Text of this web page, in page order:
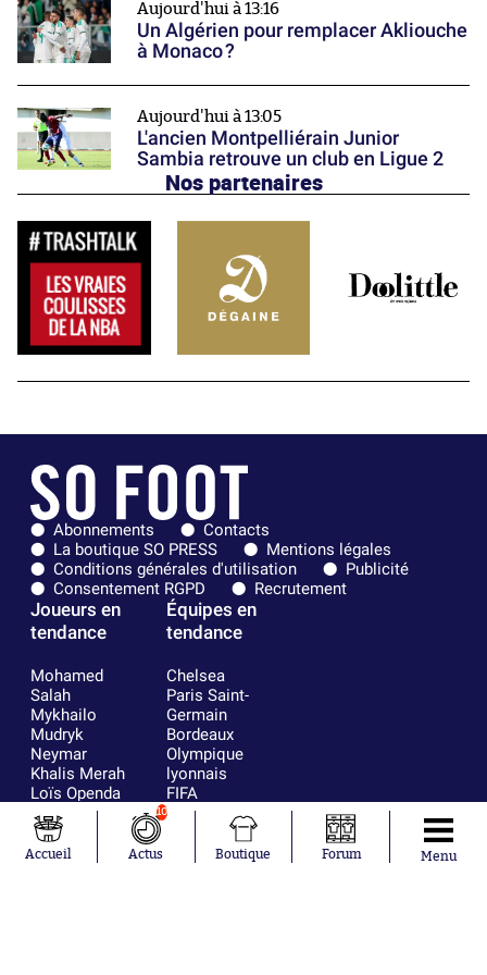
Aujourd'hui à 13:16
Un Algérien pour remplacer Akliouche
à Monaco ?
Aujourd'hui à 13:05
L'ancien Montpelliérain Junior
Sambia retrouve un club en Ligue 2
Nos partenaires
Abonnements
Contacts
La boutique SO PRESS
Mentions légales
Conditions générales d'utilisation
Publicité
Consentement RGPD
Recrutement
Joueurs en
tendance
Mohamed
Salah
Mykhailo
Mudryk
Neymar
Khalis Merah
Loïs Openda
Moussa
Niakhaté
Nicolás
Équipes en
tendance
Chelsea
Paris Saint-
Germain
Bordeaux
Olympique
lyonnais
FIFA
Real Madrid
RC Strasbourg
AC Milan
Accueil
10
Actus Boutique Forum Menu